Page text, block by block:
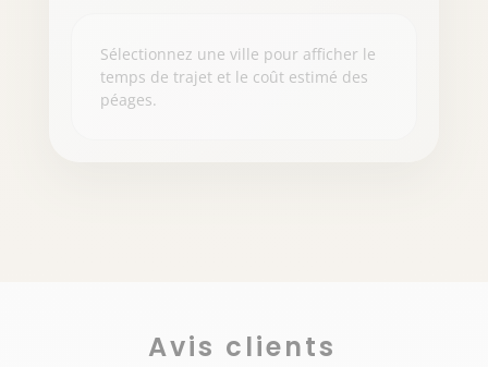
Sélectionnez une ville pour afficher le
temps de trajet et le coût estimé des
péages.
Avis clients